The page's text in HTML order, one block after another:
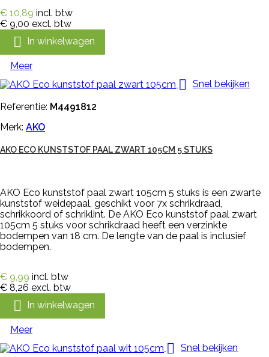
€ 10,89 incl. btw
€ 9,00 excl. btw
 In winkelwagen
Meer
 Snel bekijken
Referentie: M4491812
Merk: AKO
AKO ECO KUNSTSTOF PAAL ZWART 105CM 5 STUKS
AKO Eco kunststof paal zwart 105cm 5 stuks is een zwarte
kunststof weidepaal, geschikt voor 7x schrikdraad,
schrikkoord of schriklint. De AKO Eco kunststof paal zwart
105cm 5 stuks voor schrikdraad heeft een verzinkte
bodempen van 18 cm. De lengte van de paal is inclusief
bodempen.
€ 9,99 incl. btw
€ 8,26 excl. btw
 In winkelwagen
Meer
 Snel bekijken